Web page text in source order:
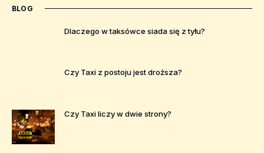
BLOG
Dlaczego w taksówce siada się z tyłu?
Czy Taxi z postoju jest droższa?
Czy Taxi liczy w dwie strony?